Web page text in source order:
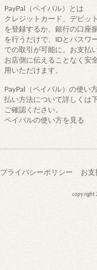
PayPal（ペイパル）とは
クレジットカード、デビッ
を登録するか、銀行の口座
を行うだけで、IDとパスワ
での取引が可能に。お支払
お店側に伝えることなく安
用いただけます。
PayPal（ペイパル）の使い
払い方法について詳しくは
ご確認ください。
ペイパルの使い方を見る
プライバシーポリシー お支
copy right